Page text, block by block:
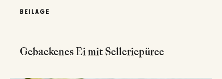
BEILAGE
Gebackenes Ei mit Selleriepüree